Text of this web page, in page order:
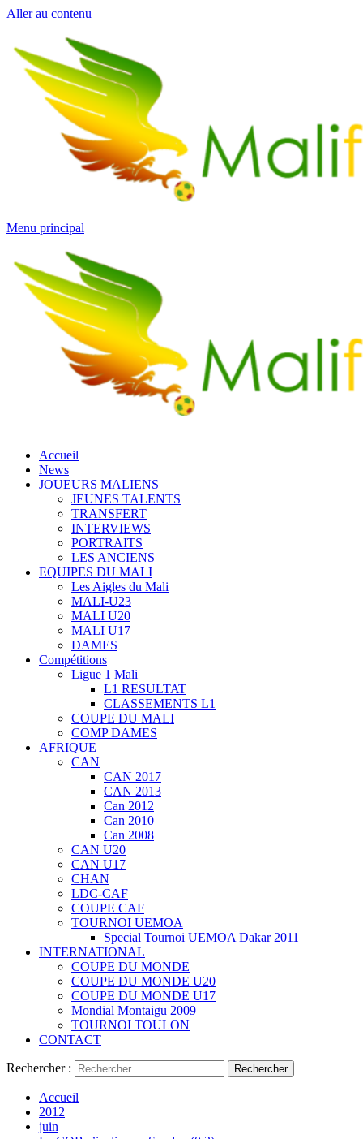
Aller au contenu
Menu principal
Accueil
News
JOUEURS MALIENS
JEUNES TALENTS
TRANSFERT
INTERVIEWS
PORTRAITS
LES ANCIENS
EQUIPES DU MALI
Les Aigles du Mali
MALI-U23
MALI U20
MALI U17
DAMES
Compétitions
Ligue 1 Mali
L1 RESULTAT
CLASSEMENTS L1
COUPE DU MALI
COMP DAMES
AFRIQUE
CAN
CAN 2017
CAN 2013
Can 2012
Can 2010
Can 2008
CAN U20
CAN U17
CHAN
LDC-CAF
COUPE CAF
TOURNOI UEMOA
Special Tournoi UEMOA Dakar 2011
INTERNATIONAL
COUPE DU MONDE
COUPE DU MONDE U20
COUPE DU MONDE U17
Mondial Montaigu 2009
TOURNOI TOULON
CONTACT
Rechercher :
Accueil
2012
juin